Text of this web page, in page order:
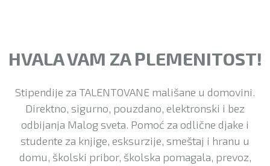
HVALA VAM ZA PLEMENITOST!
Stipendije za TALENTOVANE mališane u domovini.
Direktno, sigurno, pouzdano, elektronski i bez
odbijanja Malog sveta. Pomoć za odlične djake i
studente za knjige, esksurzije, smeštaj i hranu u
domu, školski pribor, školska pomagala, prevoz,